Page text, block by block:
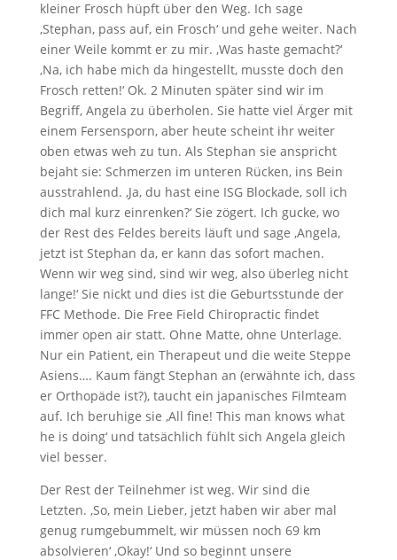
kleiner Frosch hüpft über den Weg. Ich sage
‚Stephan, pass auf, ein Frosch‘ und gehe weiter. Nach
einer Weile kommt er zu mir. ‚Was haste gemacht?‘
‚Na, ich habe mich da hingestellt, musste doch den
Frosch retten!‘ Ok. 2 Minuten später sind wir im
Begriff, Angela zu überholen. Sie hatte viel Ärger mit
einem Fersensporn, aber heute scheint ihr weiter
oben etwas weh zu tun. Als Stephan sie anspricht
bejaht sie: Schmerzen im unteren Rücken, ins Bein
ausstrahlend. ‚Ja, du hast eine ISG Blockade, soll ich
dich mal kurz einrenken?‘ Sie zögert. Ich gucke, wo
der Rest des Feldes bereits läuft und sage ‚Angela,
jetzt ist Stephan da, er kann das sofort machen.
Wenn wir weg sind, sind wir weg, also überleg nicht
lange!‘ Sie nickt und dies ist die Geburtsstunde der
FFC Methode. Die Free Field Chiropractic findet
immer open air statt. Ohne Matte, ohne Unterlage.
Nur ein Patient, ein Therapeut und die weite Steppe
Asiens…. Kaum fängt Stephan an (erwähnte ich, dass
er Orthopäde ist?), taucht ein japanisches Filmteam
auf. Ich beruhige sie ‚All fine! This man knows what
he is doing‘ und tatsächlich fühlt sich Angela gleich
viel besser.
Der Rest der Teilnehmer ist weg. Wir sind die
Letzten. ‚So, mein Lieber, jetzt haben wir aber mal
genug rumgebummelt, wir müssen noch 69 km
absolvieren‘ ‚Okay!‘ Und so beginnt unsere